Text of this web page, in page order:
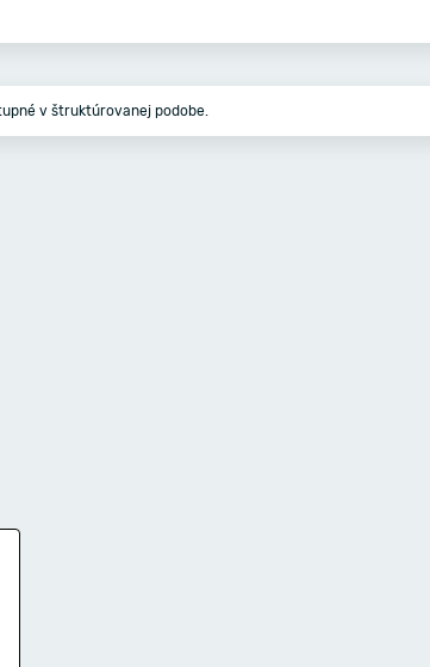
v štruktúrovanej podobe.